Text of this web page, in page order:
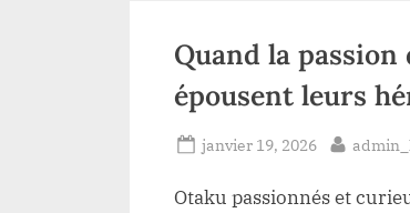
Quand la passion
épousent leurs
Posted
janvier 19, 2026 By
Otaku passionnés et